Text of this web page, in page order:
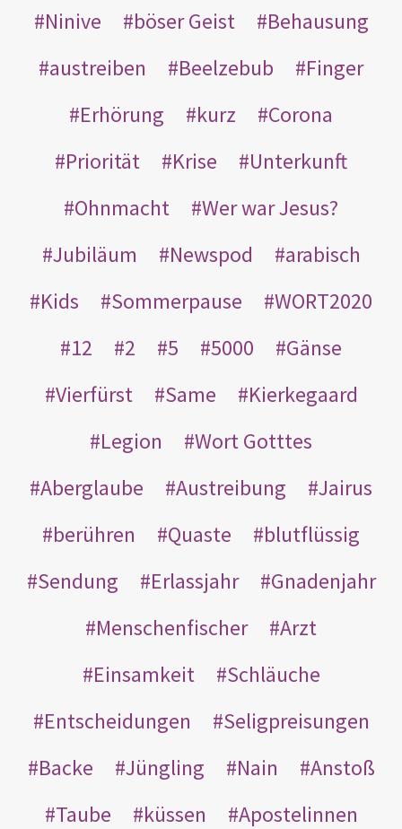
Ninive
böser Geist
Behausung
austreiben
Beelzebub
Finger
Erhörung
kurz
Corona
Priorität
Krise
Unterkunft
Ohnmacht
Wer war Jesus?
Jubiläum
Newspod
arabisch
Kids
Sommerpause
WORT2020
12
2 5 5000
Gänse
Vierfürst
Same
Kierkegaard
Legion
Wort Gotttes
Aberglaube
Austreibung
Jairus
berühren
Quaste
blutflüssig
Sendung
Erlassjahr
Gnadenjahr
Menschenfischer
Arzt
Einsamkeit
Schläuche
Entscheidungen
Seligpreisungen
Backe
Jüngling Nain
Anstoß
Taube
küssen
Apostelinnen